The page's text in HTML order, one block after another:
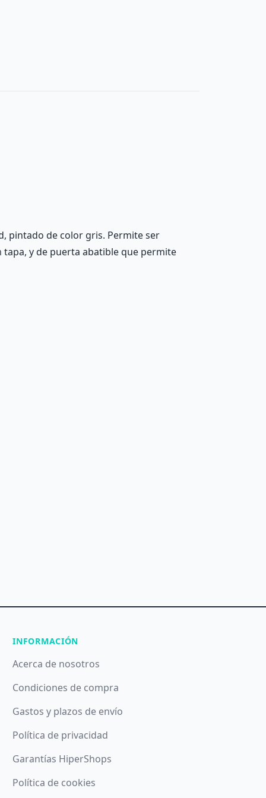
pintado de color gris. Permite ser
y de puerta abatible que permite
INFORMACIÓN
Acerca de nosotros
Condiciones de compra
Gastos y plazos de envío
Política de privacidad
Garantías HiperShops
Política de cookies